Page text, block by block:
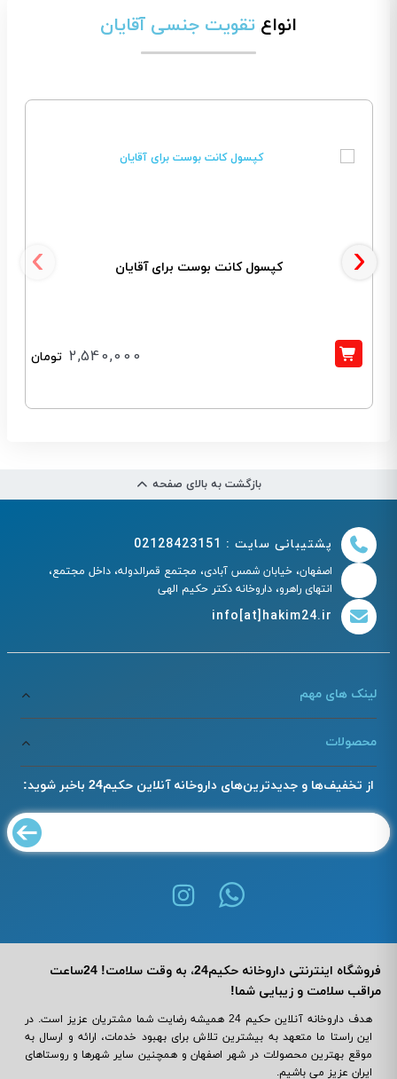
انواع تقویت جنسی آقایان
کپسول کانت بوست برای آقایان
2,540,000 تومان
‹ ›
بازگشت به بالای صفحه
پشتیبانی سایت : 02128423151
اصفهان، خیابان شمس آبادی، مجتمع قمرالدوله، داخل مجتمع،
انتهای راهرو، داروخانه دکتر حکیم الهی
info[at]hakim24.ir
لینک های مهم
محصولات
از تخفیف‌ها و جدیدترین‌های داروخانه آنلاین حکیم24 باخبر شوید:
فروشگاه اینترنتی داروخانه حکیم24، به وقت سلامت! 24ساعت
مراقب سلامت و زیبایی شما!
هدف داروخانه آنلاین حکیم 24 همیشه رضایت شما مشتریان عزیز است. در
این راستا ما متعهد به بیشترین تلاش برای بهبود خدمات، ارائه و ارسال به
موقع بهترین محصولات در شهر اصفهان و همچنین سایر شهرها و روستاهای
ایران عزیز می باشیم.